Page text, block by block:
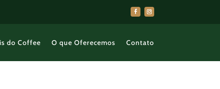
do Coffee O que Oferecemos Contato